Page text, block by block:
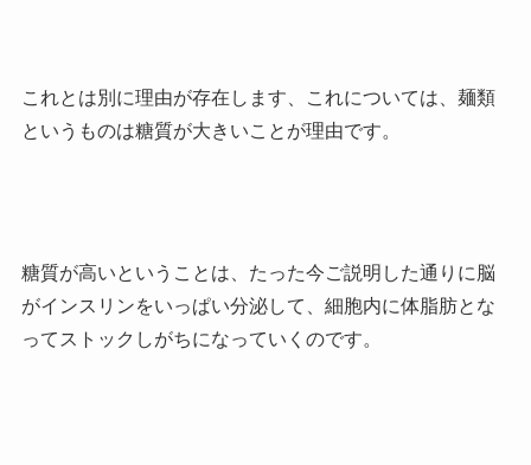
これとは別に理由が存在します、これについては、麺類
というものは糖質が大きいことが理由です。
糖質が高いということは、たった今ご説明した通りに脳
がインスリンをいっぱい分泌して、細胞内に体脂肪とな
ってストックしがちになっていくのです。